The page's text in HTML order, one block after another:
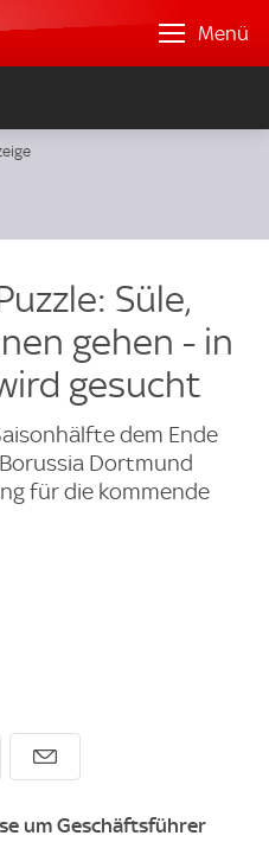
Menü
Süle,
gehen - in
gesucht
dem Ende
Dortmund
für die kommende
um Geschäftsführer